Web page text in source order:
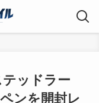
テッドラー
ンを開封レ